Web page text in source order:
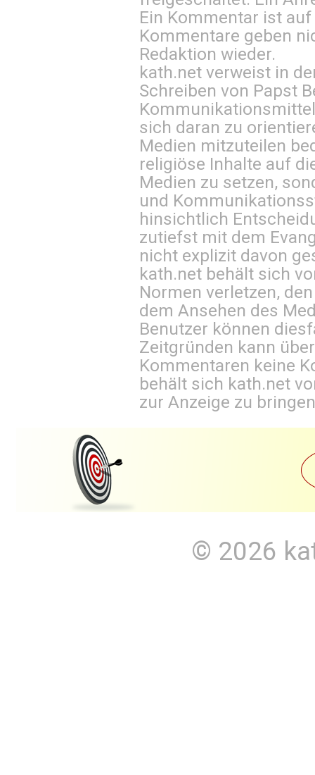
Ein Kommentar ist
Kommentare geben
Redaktion wieder.
kath.net verweist in
Schreiben von Papst
sich daran zu
Medien mitzuteilen
religiöse Inhalte auf
Medien zu setzen,
und
hinsichtlich
zutiefst mit dem
nicht explizit davon
kath.net behält sich
Normen verletzen,
dem Ansehen des
Benutzer können
Zeitgründen kann
Kommentaren keine
behält sich kath.net
zur Anzeige zu
© 2026